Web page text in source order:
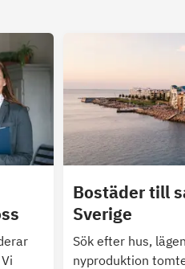
Bostäder till
Sverige
Sök efter hus,
nyproduktion